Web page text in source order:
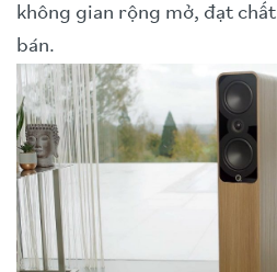
không gian rộng mở, đạt
bán.